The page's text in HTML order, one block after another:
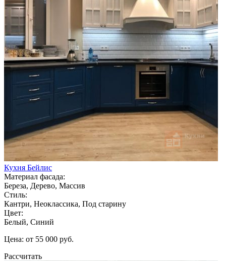
Кухня Бейлис
Материал фасада:
Береза, Дерево, Массив
Стиль:
Кантри, Неоклассика, Под старину
Цвет:
Белый, Синий
Цена: от 55 000 руб.
Рассчитать